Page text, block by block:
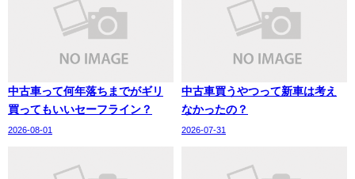
中古車って何年落ちまでがギリ
買ってもいいセーフライン？
2026-08-01
中古車買うやつって新車は考え
なかったの？
2026-07-31